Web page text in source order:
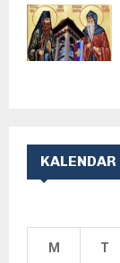
KALENDAR
M T